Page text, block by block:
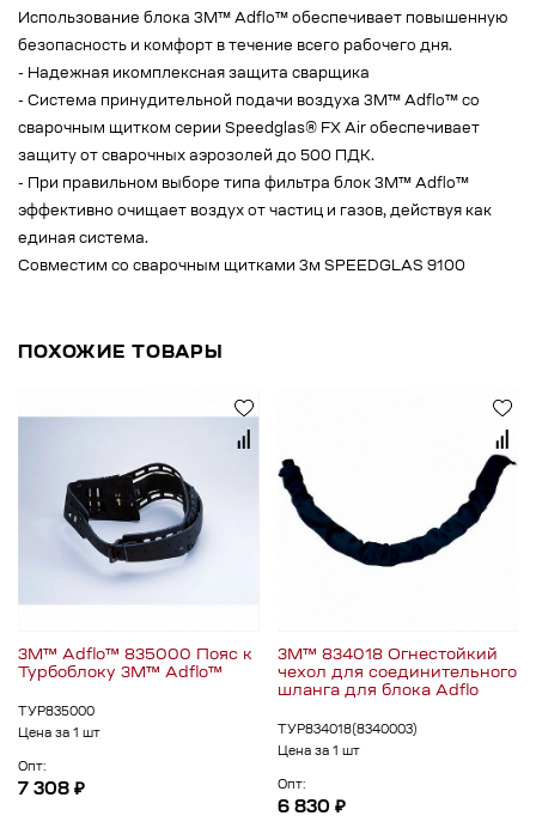
Использование блока 3M™ Adflo™ обеспечивает повышенную
безопасность и комфорт в течение всего рабочего дня.
- Надежная икомплексная защита сварщика
- Система принудительной подачи воздуха 3М™ Adflo™ со
сварочным щитком серии Speedglas® FX Air обеспечивает
защиту от сварочных аэрозолей до 500 ПДК.
- При правильном выборе типа фильтра блок 3M™ Adflo™
эффективно очищает воздух от частиц и газов, действуя как
единая система.
Совместим со сварочным щитками 3м SPEEDGLAS 9100
ПОХОЖИЕ ТОВАРЫ
3M™ Adflo™ 835000 Пояс к
Турбоблоку 3M™ Adflo™
ТУР835000
Цена за 1 шт
Опт:
7 308 ₽
3M™ 834018 Огнестойкий
чехол для соединительного
шланга для блока Adflo
ТУР834018(8340003)
Цена за 1 шт
Опт:
6 830 ₽